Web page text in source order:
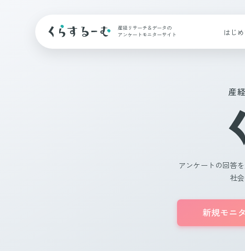
産経リサーチ＆データの
アンケートモニターサイト
はじ
産
アンケートの回答
社
新規モニ